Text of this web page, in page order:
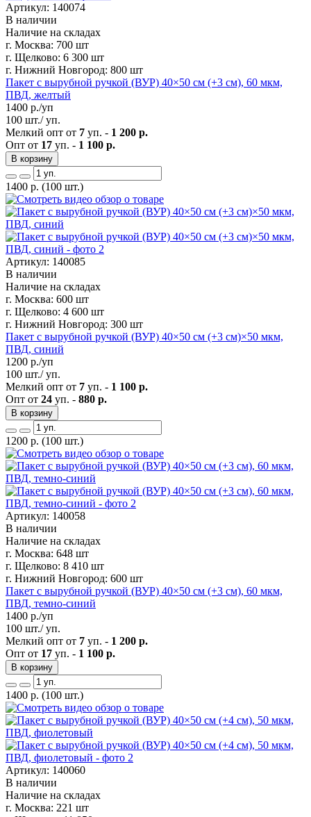
Артикул: 140074
В наличии
Наличие на складах
г. Москва: 700 шт
г. Щелково: 6 300 шт
г. Нижний Новгород: 800 шт
Пакет с вырубной ручкой (ВУР) 40×50 см (+3 см), 60 мкм,
ПВД, желтый
1400 р./уп
100 шт./ уп.
Мелкий опт от 7 уп. - 1 200 р.
Опт от 17 уп. - 1 100 р.
В корзину
1400 р. (100 шт.)
Артикул: 140085
В наличии
Наличие на складах
г. Москва: 600 шт
г. Щелково: 4 600 шт
г. Нижний Новгород: 300 шт
Пакет с вырубной ручкой (ВУР) 40×50 см (+3 см)×50 мкм,
ПВД, синий
1200 р./уп
100 шт./ уп.
Мелкий опт от 7 уп. - 1 100 р.
Опт от 24 уп. - 880 р.
В корзину
1200 р. (100 шт.)
Артикул: 140058
В наличии
Наличие на складах
г. Москва: 648 шт
г. Щелково: 8 410 шт
г. Нижний Новгород: 600 шт
Пакет с вырубной ручкой (ВУР) 40×50 см (+3 см), 60 мкм,
ПВД, темно-синий
1400 р./уп
100 шт./ уп.
Мелкий опт от 7 уп. - 1 200 р.
Опт от 17 уп. - 1 100 р.
В корзину
1400 р. (100 шт.)
Артикул: 140060
В наличии
Наличие на складах
г. Москва: 221 шт